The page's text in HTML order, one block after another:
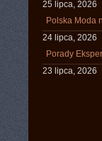
25 lipca, 2026
Polska Moda
24 lipca, 2026
Porady
23 lipca, 2026